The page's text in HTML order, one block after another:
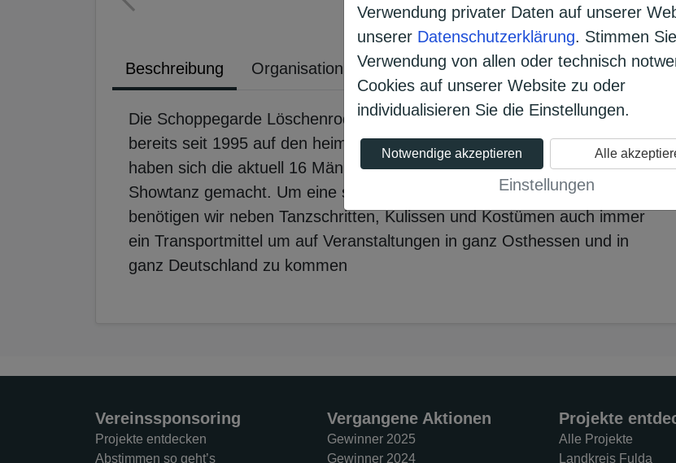
Verwendung privater Daten auf unserer
unserer Datenschutzerklärung. Stimmen
Verwendung von allen oder technisch
Cookies auf unserer Website zu oder
individualisieren Sie die Einstellungen.
Notwendige akzeptieren Alle
Einstellungen
Beschreibung Organisation
Die Schoppegarde Löschenrod ist eine Männertanzgruppe, welche
bereits seit 1995 auf den heimischen Bühnen aktiv ist. In dieser Zeit
haben sich die aktuell 16 Männer einen Namen für unterhaltsamen
Showtanz gemacht. Um eine solche Darbietung stemmen zu können,
benötigen wir neben Tanzschritten, Kulissen und Kostümen auch immer
ein Transportmittel um auf Veranstaltungen in ganz Osthessen und in
ganz Deutschland zu kommen
Vereinssponsoring
Projekte entdecken
Abstimmen so geht’s
Vergangene Aktionen
Gewinner 2025
Gewinner 2024
Projekte
Alle Projekte
Landkreis Fulda